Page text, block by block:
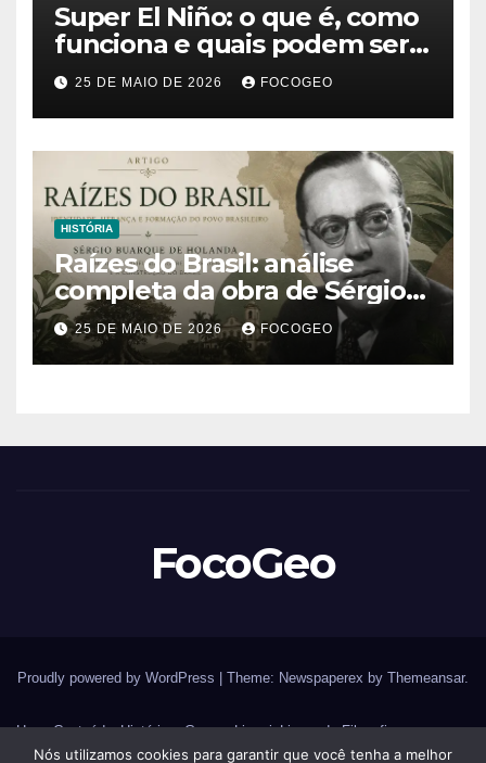
Super El Niño: o que é, como
funciona e quais podem ser
os impactos desse fenômeno
climático extremo no Brasil e
no mundo
25 DE MAIO DE 2026 FOCOGEO
HISTÓRIA
Raízes do Brasil: análise
completa da obra de Sérgio
Buarque de Holanda e sua
importância para entender a
formação do Brasil
25 DE MAIO DE 2026 FOCOGEO
FocoGeo
Proudly powered by WordPress Theme: Newspaperex by Themeansar.
HomeConteúdosHistória – GuerrasLivrariaLivros de Filosofia
Nós utilizamos cookies para garantir que você tenha a melhor